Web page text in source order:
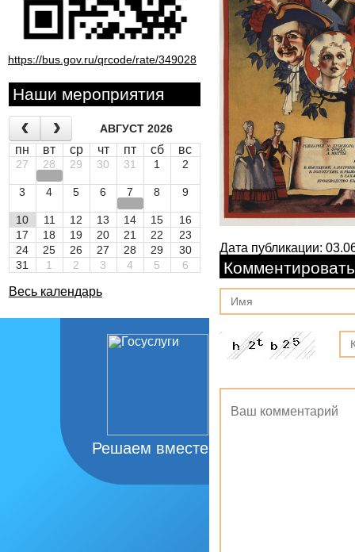
https://bus.gov.ru/qrcode/rate/349028
Наши мероприятия
АВГУСТ 2026
пн вт ср чт пт сб вс
27 28 29 30 31 1 2
3 4 5 6 7 8 9
10 11 12 13 14 15
16
17
18 19 20 21 22
23
24
25 26 27 28 29
30
31
1 2 3 4 5 6
Весь календарь
Решаем вместе
Дата публикации:
Комментировать